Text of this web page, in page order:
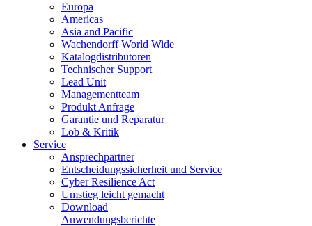
Europa
Americas
Asia and Pacific
Wachendorff World Wide
Katalogdistributoren
Technischer Support
Lead Unit
Managementteam
Produkt Anfrage
Garantie und Reparatur
Lob & Kritik
Service
Ansprechpartner
Entscheidungssicherheit und Service
Cyber Resilience Act
Umstieg leicht gemacht
Download
Anwendungsberichte